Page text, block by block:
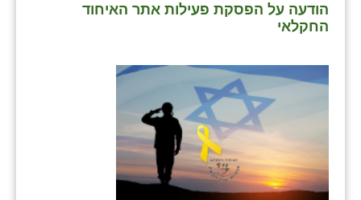
הודעה על הפסקת פעילות אתר האיחוד
החקלאי